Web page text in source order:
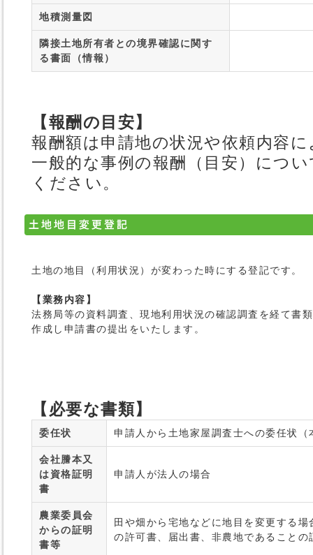
地積測量図
隣接土地所有者との境界確認に関す
る書面（情報）
【報酬の目安】
報酬額は申請地の状況や依頼内容
一般的な事例の報酬（目安）につ
ください。
土地の地目（利用状況）が変わった時にする登記です。
【業務内容】
法務局等の資料調査、現地利用状況の確認調査を経て書
作成し申請書の提出をいたします。
【必要な書類】
委任状 申請人から土地家屋調査士への委任状
会社謄本又
は資格証明
書
申請人が法人の場合
農業委員会
からの証明
書等
田や畑から宅地などに地目を変更する
の許可書、届出書、非農地であること